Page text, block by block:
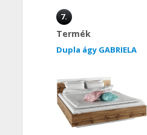
7.
Termék
Dupla ágy GABRIELA